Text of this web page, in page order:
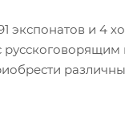
экспонатов и